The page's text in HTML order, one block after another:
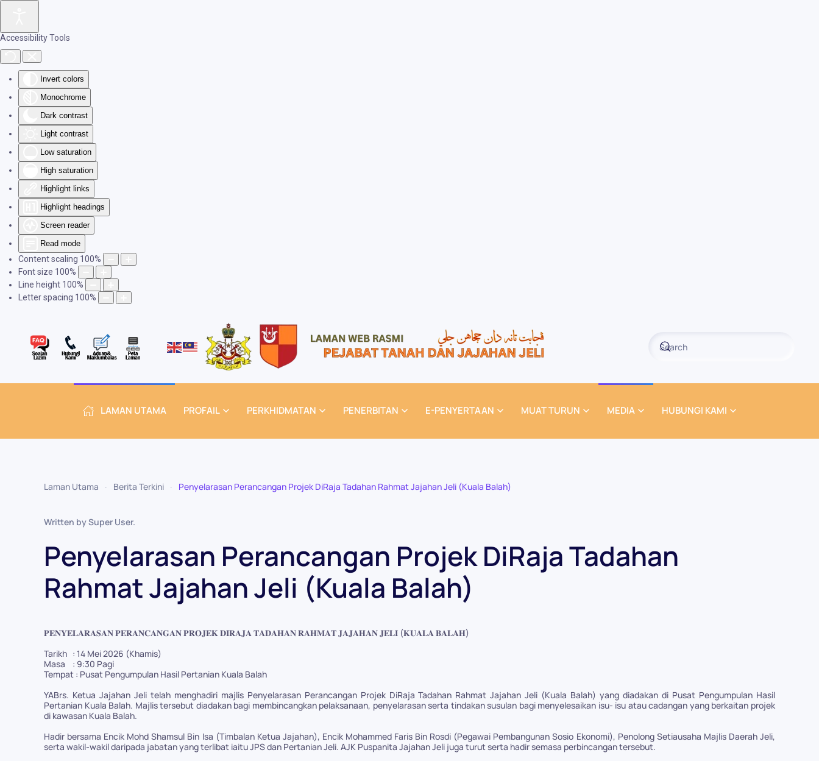
Accessibility Tools
Invert colors
Monochrome
Dark contrast
Light contrast
Low saturation
High saturation
Highlight links
Highlight headings
Screen reader
Read mode
Content scaling 100%
Font size 100%
Line height 100%
Letter spacing 100%
Skip to main content
LAMAN UTAMA PROFAIL PERKHIDMATAN PENERBITAN E-PENYERTAAN MUAT TURUN MEDIA HUBUNGI KAMI
Laman Utama Berita Terkini Penyelarasan Perancangan Projek DiRaja Tadahan Rahmat Jajahan Jeli (Kuala Balah)
Written by Super User.
Penyelarasan Perancangan Projek DiRaja Tadahan
Rahmat Jajahan Jeli (Kuala Balah)
𝐏𝐄𝐍𝐘𝐄𝐋𝐀𝐑𝐀𝐒𝐀𝐍 𝐏𝐄𝐑𝐀𝐍𝐂𝐀𝐍𝐆𝐀𝐍 𝐏𝐑𝐎𝐉𝐄𝐊 𝐃𝐈𝐑𝐀𝐉𝐀 𝐓𝐀𝐃𝐀𝐇𝐀𝐍 𝐑𝐀𝐇𝐌𝐀𝐓 𝐉𝐀𝐉𝐀𝐇𝐀𝐍 𝐉𝐄𝐋𝐈 (𝐊𝐔𝐀𝐋𝐀 𝐁𝐀𝐋𝐀𝐇)
Tarikh : 14 Mei 2026 (Khamis)
Masa : 9:30 Pagi
Tempat : Pusat Pengumpulan Hasil Pertanian Kuala Balah
YABrs. Ketua Jajahan Jeli telah menghadiri majlis Penyelarasan Perancangan Projek DiRaja Tadahan Rahmat Jajahan Jeli (Kuala Balah) yang diadakan di Pusat Pengumpulan Hasil
Pertanian Kuala Balah. Majlis tersebut diadakan bagi membincangkan pelaksanaan, penyelarasan serta tindakan susulan bagi menyelesaikan isu- isu atau cadangan yang berkaitan projek
di kawasan Kuala Balah.
Hadir bersama Encik Mohd Shamsul Bin Isa (Timbalan Ketua Jajahan), Encik Mohammed Faris Bin Rosdi (Pegawai Pembangunan Sosio Ekonomi), Penolong Setiausaha Majlis Daerah Jeli,
serta wakil-wakil daripada jabatan yang terlibat iaitu JPS dan Pertanian Jeli. AJK Puspanita Jajahan Jeli juga turut serta hadir semasa perbincangan tersebut.